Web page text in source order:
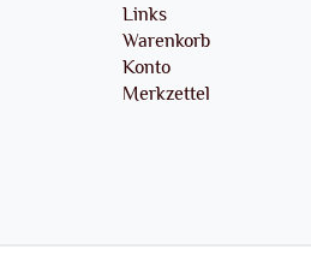
Links
Warenkorb
Konto
Merkzettel